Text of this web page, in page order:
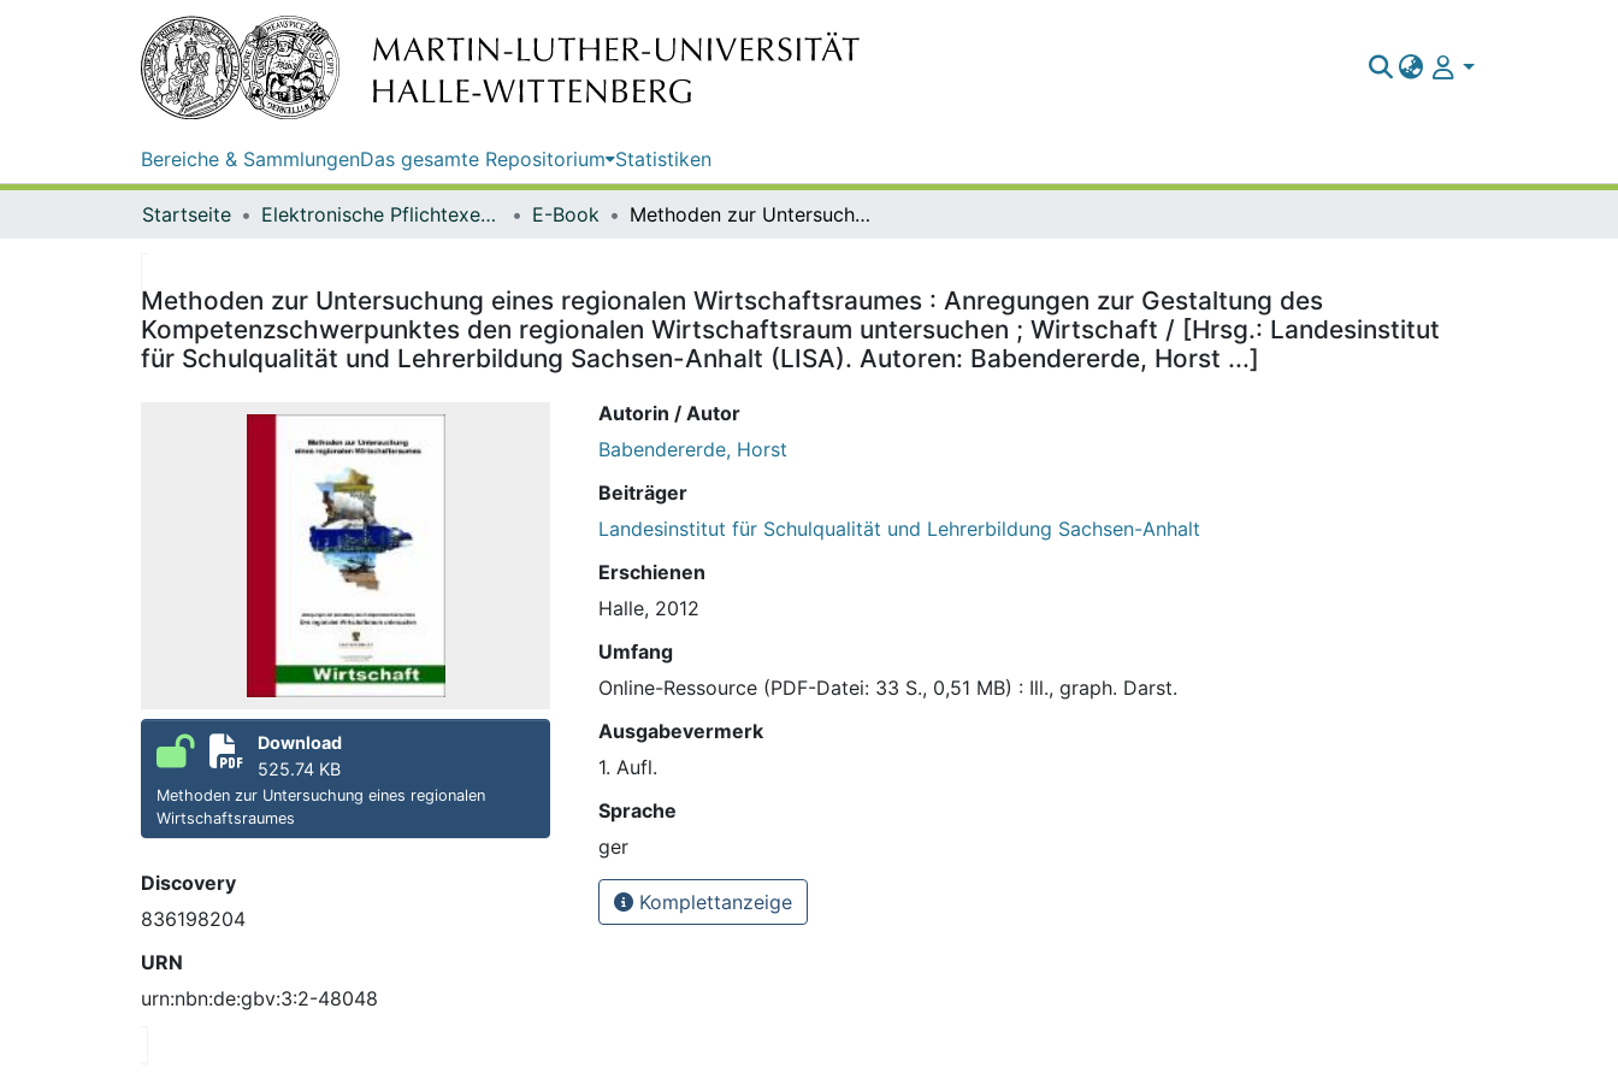
Bereiche & SammlungenDas gesamte Repositorium Statistiken
Startseite Elektronische Pflichtexemplare E-Book Methoden zur Untersuchung eines regionalen Wirtschaftsraumes : Anregungen zur Gestaltung des Kompetenzschwerpunktes den regionalen Wirtschaftsraum untersuchen ; Wirtschaft / [Hrsg.: Landesinstitut für Schulqualität und Lehrerbildung Sachsen-Anhalt (LISA). Autoren: Babendererde, Horst ...]
Methoden zur Untersuchung eines regionalen Wirtschaftsraumes : Anregungen zur Gestaltung des
Kompetenzschwerpunktes den regionalen Wirtschaftsraum untersuchen ; Wirtschaft / [Hrsg.: Landesinstitut
für Schulqualität und Lehrerbildung Sachsen-Anhalt (LISA). Autoren: Babendererde, Horst ...]
Download
525.74 KB
Methoden zur Untersuchung eines regionalen
Wirtschaftsraumes
Discovery
836198204
URN
urn:nbn:de:gbv:3:2-48048
Autorin / Autor
Babendererde, Horst
Beiträger
Landesinstitut für Schulqualität und Lehrerbildung Sachsen-Anhalt
Erschienen
Halle, 2012
Umfang
Online-Ressource (PDF-Datei: 33 S., 0,51 MB) : Ill., graph. Darst.
Ausgabevermerk
1. Aufl.
Sprache
ger
Komplettanzeige